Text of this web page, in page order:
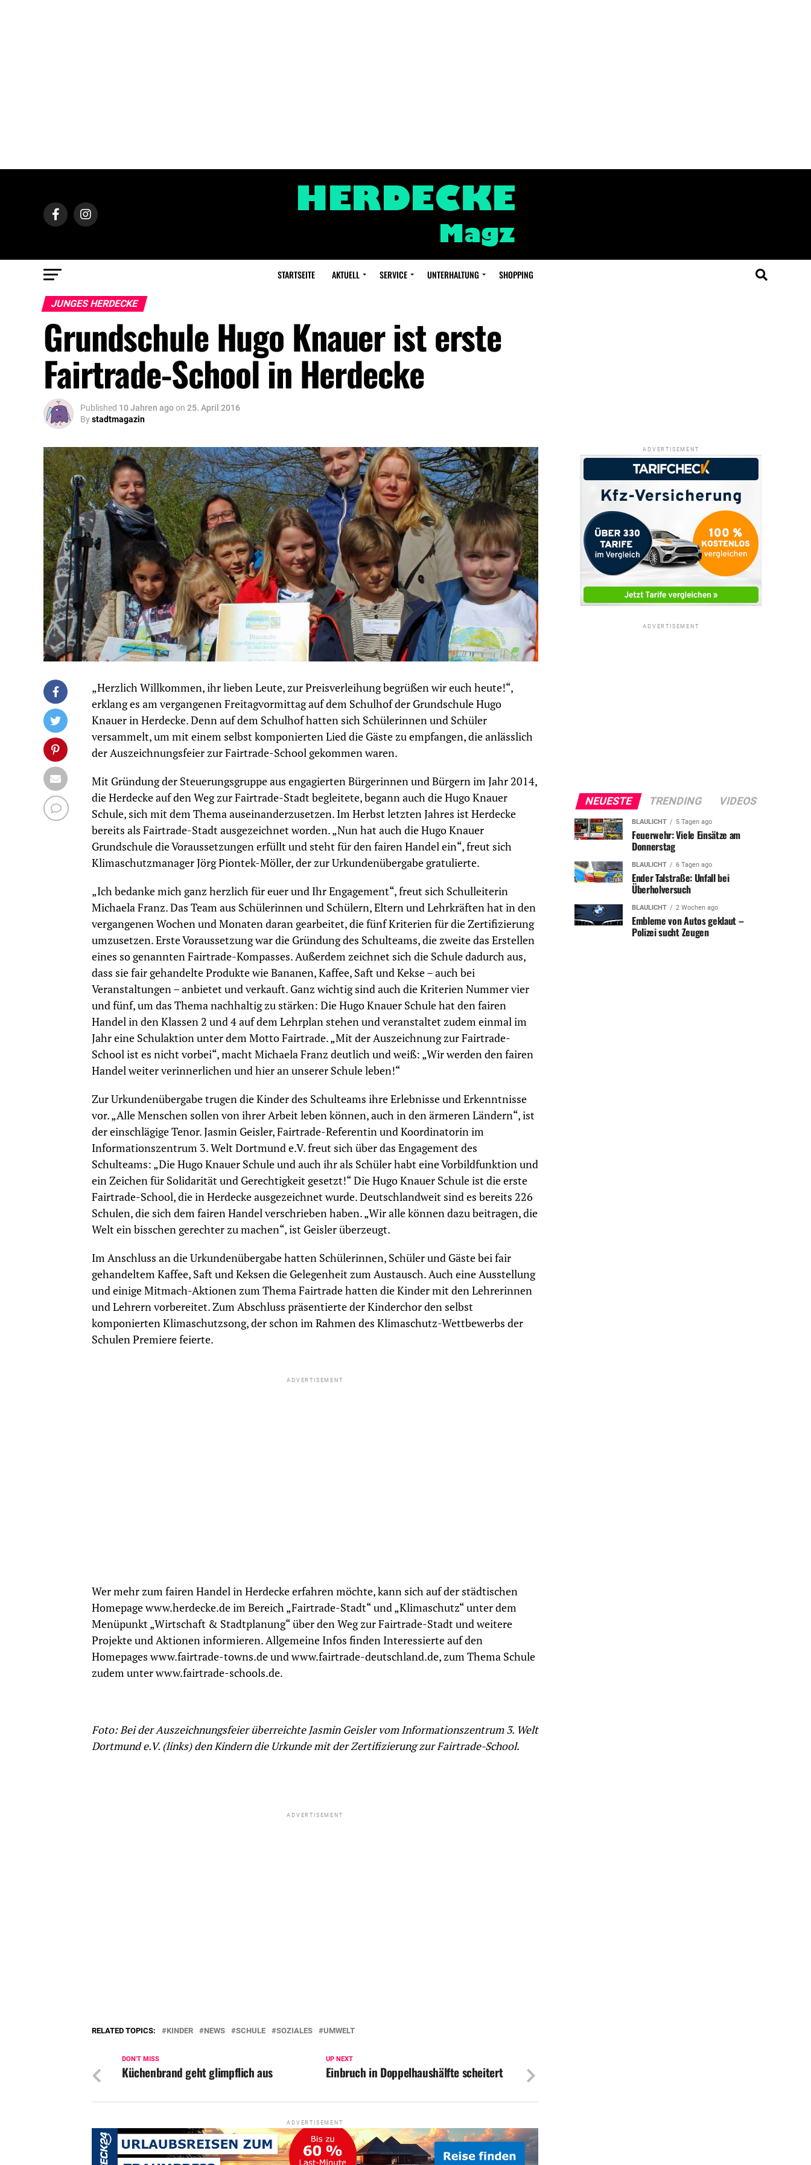
STARTSEITE AKTUELL SERVICE UNTERHALTUNG SHOPPING
JUNGES HERDECKE
Grundschule Hugo Knauer ist erste
Fairtrade-School in Herdecke
Published 10 Jahren agoon 25. April 2016
Bystadtmagazin
„Herzlich Willkommen, ihr lieben Leute, zur Preisverleihung begrüßen wir euch heute!“,
erklang es am vergangenen Freitagvormittag auf dem Schulhof der Grundschule Hugo
Knauer in Herdecke. Denn auf dem Schulhof hatten sich Schülerinnen und Schüler
versammelt, um mit einem selbst komponierten Lied die Gäste zu empfangen, die anlässlich
der Auszeichnungsfeier zur Fairtrade-School gekommen waren.
Mit Gründung der Steuerungsgruppe aus engagierten Bürgerinnen und Bürgern im Jahr 2014,
die Herdecke auf den Weg zur Fairtrade-Stadt begleitete, begann auch die Hugo Knauer
Schule, sich mit dem Thema auseinanderzusetzen. Im Herbst letzten Jahres ist Herdecke
bereits als Fairtrade-Stadt ausgezeichnet worden. „Nun hat auch die Hugo Knauer
Grundschule die Voraussetzungen erfüllt und steht für den fairen Handel ein“, freut sich
Klimaschutzmanager Jörg Piontek-Möller, der zur Urkundenübergabe gratulierte.
„Ich bedanke mich ganz herzlich für euer und Ihr Engagement“, freut sich Schulleiterin
Michaela Franz. Das Team aus Schülerinnen und Schülern, Eltern und Lehrkräften hat in den
vergangenen Wochen und Monaten daran gearbeitet, die fünf Kriterien für die Zertifizierung
umzusetzen. Erste Voraussetzung war die Gründung des Schulteams, die zweite das Erstellen
eines so genannten Fairtrade-Kompasses. Außerdem zeichnet sich die Schule dadurch aus,
dass sie fair gehandelte Produkte wie Bananen, Kaffee, Saft und Kekse – auch bei
Veranstaltungen – anbietet und verkauft. Ganz wichtig sind auch die Kriterien Nummer vier
und fünf, um das Thema nachhaltig zu stärken: Die Hugo Knauer Schule hat den fairen
Handel in den Klassen 2 und 4 auf dem Lehrplan stehen und veranstaltet zudem einmal im
Jahr eine Schulaktion unter dem Motto Fairtrade. „Mit der Auszeichnung zur Fairtrade-
School ist es nicht vorbei“, macht Michaela Franz deutlich und weiß: „Wir werden den fairen
Handel weiter verinnerlichen und hier an unserer Schule leben!“
Zur Urkundenübergabe trugen die Kinder des Schulteams ihre Erlebnisse und Erkenntnisse
vor. „Alle Menschen sollen von ihrer Arbeit leben können, auch in den ärmeren Ländern“, ist
der einschlägige Tenor. Jasmin Geisler, Fairtrade-Referentin und Koordinatorin im
Informationszentrum 3. Welt Dortmund e.V. freut sich über das Engagement des
Schulteams: „Die Hugo Knauer Schule und auch ihr als Schüler habt eine Vorbildfunktion und
ein Zeichen für Solidarität und Gerechtigkeit gesetzt!“ Die Hugo Knauer Schule ist die erste
Fairtrade-School, die in Herdecke ausgezeichnet wurde. Deutschlandweit sind es bereits 226
Schulen, die sich dem fairen Handel verschrieben haben. „Wir alle können dazu beitragen, die
Welt ein bisschen gerechter zu machen“, ist Geisler überzeugt.
Im Anschluss an die Urkundenübergabe hatten Schülerinnen, Schüler und Gäste bei fair
gehandeltem Kaffee, Saft und Keksen die Gelegenheit zum Austausch. Auch eine Ausstellung
und einige Mitmach-Aktionen zum Thema Fairtrade hatten die Kinder mit den Lehrerinnen
und Lehrern vorbereitet. Zum Abschluss präsentierte der Kinderchor den selbst
komponierten Klimaschutzsong, der schon im Rahmen des Klimaschutz-Wettbewerbs der
Schulen Premiere feierte.
ADVERTISEMENT
Wer mehr zum fairen Handel in Herdecke erfahren möchte, kann sich auf der städtischen
Homepage www.herdecke.de im Bereich „Fairtrade-Stadt“ und „Klimaschutz“ unter dem
Menüpunkt „Wirtschaft & Stadtplanung“ über den Weg zur Fairtrade-Stadt und weitere
Projekte und Aktionen informieren. Allgemeine Infos finden Interessierte auf den
Homepages www.fairtrade-towns.de und www.fairtrade-deutschland.de, zum Thema Schule
zudem unter www.fairtrade-schools.de.
Foto: Bei der Auszeichnungsfeier überreichte Jasmin Geisler vom Informationszentrum 3. Welt
Dortmund e.V. (links) den Kindern die Urkunde mit der Zertifizierung zur Fairtrade-School.
ADVERTISEMENT
RELATED TOPICS: KINDER NEWS SCHULE SOZIALES UMWELT
UP NEXT
Einbruch in Doppelhaushälfte scheitert
DON'T MISS
Küchenbrand geht glimpflich aus
ADVERTISEMENT
ADVERTISEMENT
ADVERTISEMENT
NEUESTE TRENDING VIDEOS
BLAULICHT 5 Tagen ago
Feuerwehr: Viele Einsätze am
Donnerstag
BLAULICHT 6 Tagen ago
Ender Talstraße: Unfall bei
Überholversuch
BLAULICHT 2 Wochen ago
Embleme von Autos geklaut –
Polizei sucht Zeugen